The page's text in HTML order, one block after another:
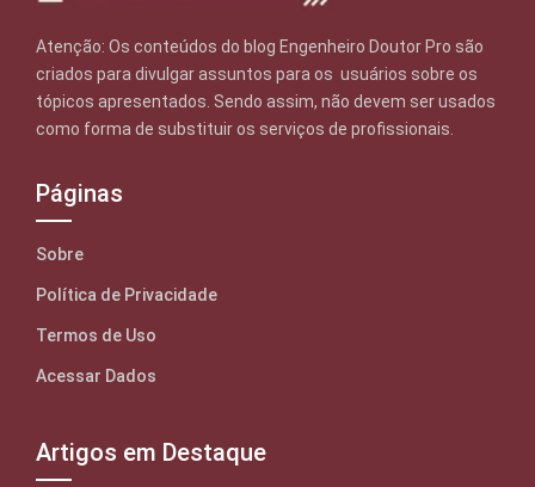
Atenção: Os conteúdos do blog Engenheiro Doutor Pro são
criados para divulgar assuntos para os usuários sobre os
tópicos apresentados. Sendo assim, não devem ser usados
como forma de substituir os serviços de profissionais.
Páginas
Sobre
Política de Privacidade
Termos de Uso
Acessar Dados
Artigos em Destaque